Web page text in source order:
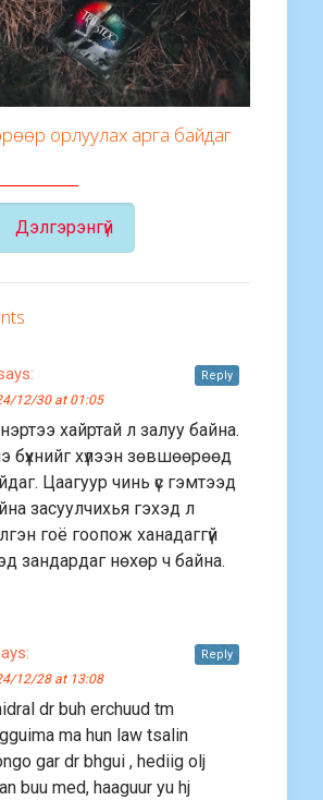
орлуулах арга байдаг
Дэлгэрэнгүй
12/30 at 01:05
хайртай л залуу байна.
бүхнийг хүлээн зөвшөөрөөд
Цаагуур чинь үс гэмтээд
засуулчихья гэхэд л
гоё гоопож ханадаггүй
зандардаг нөхөр ч байна.
Reply
12/28 at 13:08
dr buh erchuud tm
ma hun law tsalin
gar dr bhgui , hediig olj
buu med, haaguur yu hj
Reply